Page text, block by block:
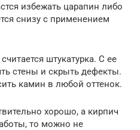
избежать царапин либо
снизу с применением
штукатурка. С ее
стены и скрыть дефекты.
камин в любой оттенок.
хорошо, а кирпич
то можно не